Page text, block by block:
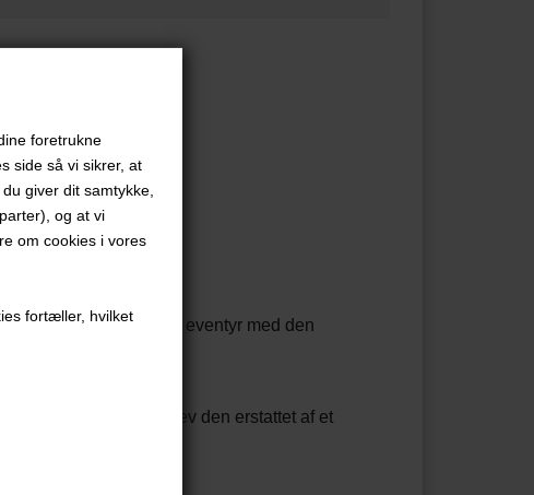
foretrukne
side så vi sikrer, at
giver dit samtykke,
og at vi
om cookies i vores
fortæller, hvilket
første ekstraordinære eventyr med den
men pludselig blev den erstattet af et